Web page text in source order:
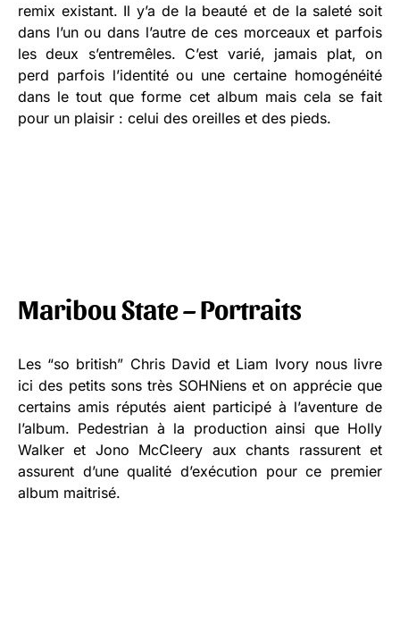
remix existant. Il y’a de la beauté et de la saleté soit
dans l’un ou dans l’autre de ces morceaux et parfois
les deux s’entremêles. C’est varié, jamais plat, on
perd parfois l’identité ou une certaine homogénéité
dans le tout que forme cet album mais cela se fait
pour un plaisir : celui des oreilles et des pieds.
Maribou State – Portraits
Les “so british” Chris David et Liam Ivory nous livre
ici des petits sons très SOHNiens et on apprécie que
certains amis réputés aient participé à l’aventure de
l’album. Pedestrian à la production ainsi que Holly
Walker et Jono McCleery aux chants rassurent et
assurent d’une qualité d’exécution pour ce premier
album maitrisé.